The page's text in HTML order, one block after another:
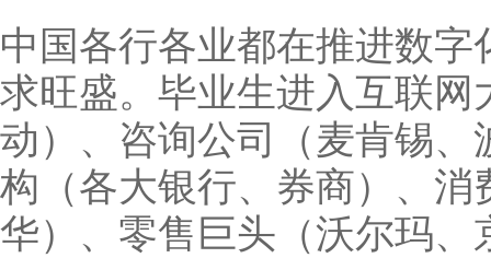
中国各行各业都在推进数
求旺盛。毕业生进入互联
动）、咨询公司（麦肯锡
构（各大银行、券商）、
华）、零售巨头（沃尔玛、